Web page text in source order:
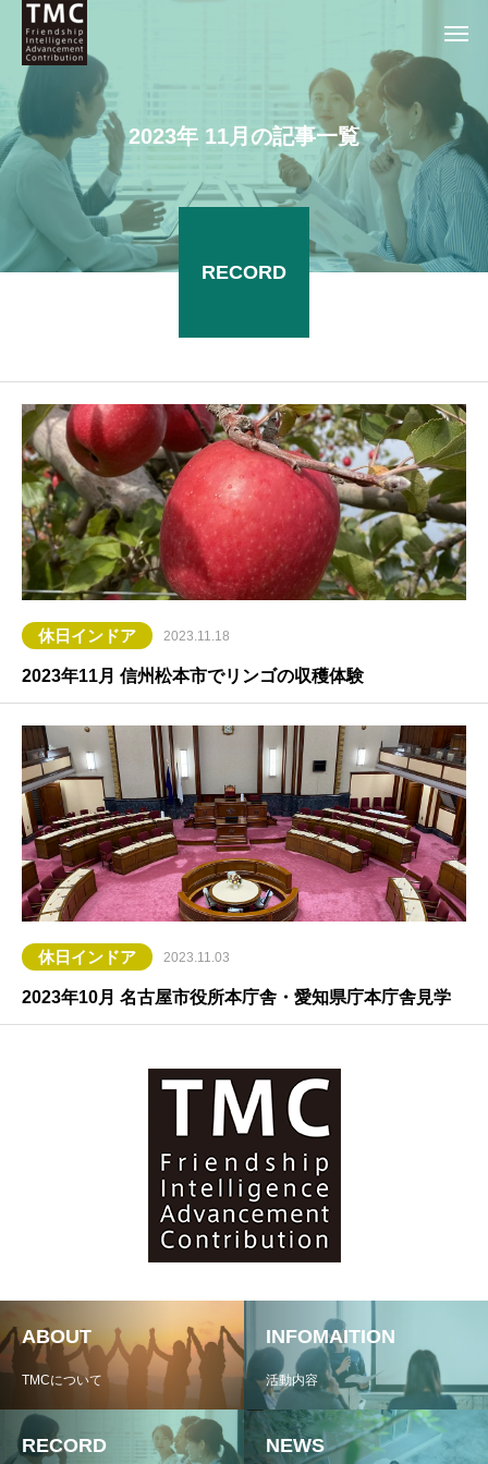
2023年 11月 の記事一覧
RECORD
休日インドア 2023.11.18
2023年11月 信州松本市でリンゴの収穫体験
休日インドア 2023.11.03
2023年10月 名古屋市役所本庁舎・愛知県庁本庁舎見学
ABOUT
TMCについて
INFOMAITION
活動内容
RECORD NEWS